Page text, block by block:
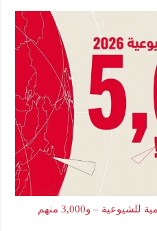
5,000 مسجل في المدرسة العالمية للشيوعية – و3,000 منهم